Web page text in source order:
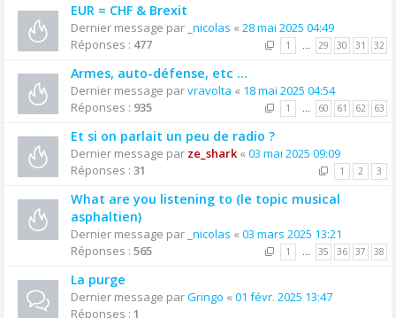
EUR = CHF & Brexit
Dernier message par _nicolas « 28 mai 2025 04:49
Réponses : 477 1 … 29 30 31 32
Armes, auto-défense, etc ...
Dernier message parvravolta « 18 mai 2025 04:54
Réponses : 935 1 … 60 61 62 63
Et si on parlait un peu de radio ?
Dernier message par ze_shark« 03 mai 2025 09:09
Réponses : 31 1 2 3
What are you listening to (le topic musical
asphaltien)
Dernier message par _nicolas « 03 mars 2025 13:21
Réponses : 565 1 … 35 36 37 38
La purge
Dernier message parGringo « 01 févr. 2025 13:47
Réponses : 1